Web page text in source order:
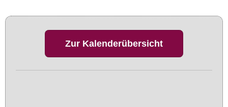
Zur Kalenderübersicht